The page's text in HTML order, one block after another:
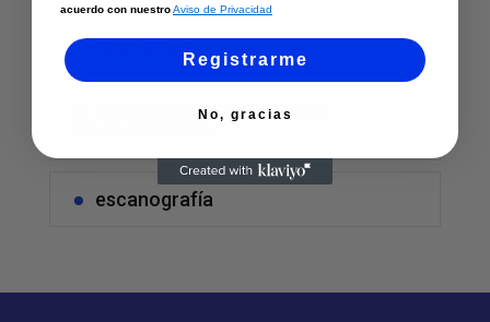
radiografía
RADIOLOGIA E IMAGENES
escanografía
acuerdo con nuestroAviso de Privacidad
Registrarme
No, gracias